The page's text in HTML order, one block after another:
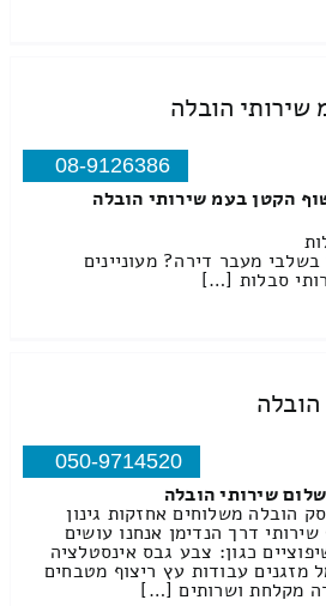
שירותי הובלה
08-9126386
הקטן בעמ שירותי הובלה
מעבר דירה? מעוניינים
סבלות […]
050-9714520
שירותי הובלה
הובלה משלוחים אחזקות גינון
שירותי דרך הנדימן אנחנו עושים
כגון: צבע גבס אינסטלציה
מזגנים עבודות עץ ריצוף מטבחים
מקלחת ושרותים […]